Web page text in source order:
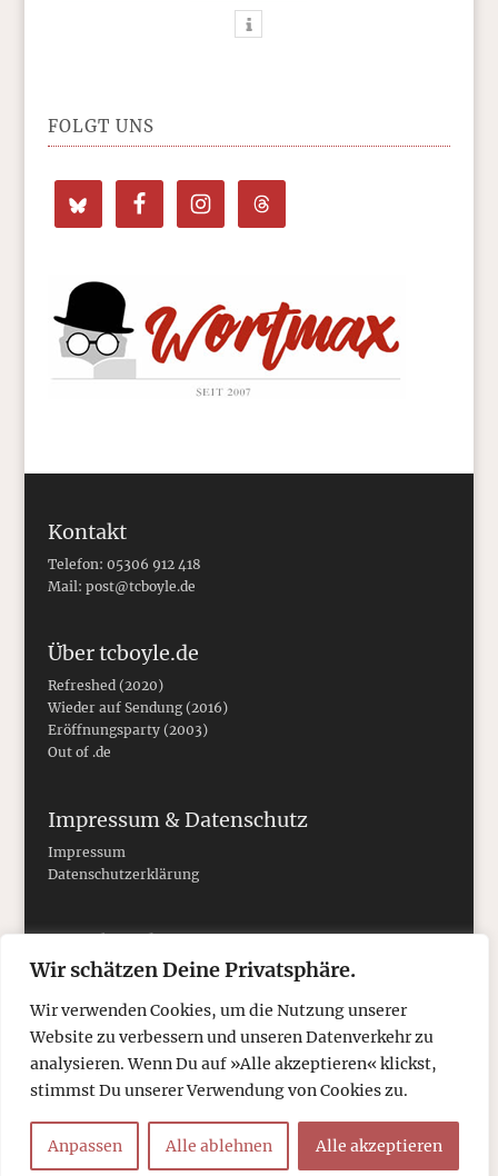
Wir schätzen Deine Privatsphäre.
Wir verwenden Cookies, um die Nutzung unserer
Website zu verbessern und unseren Datenverkehr zu
analysieren. Wenn Du auf »Alle akzeptieren« klickst,
stimmst Du unserer Verwendung von Cookies zu.
Anpassen Alle ablehnen Alle akzeptieren
FOLGT UNS
Kontakt
Telefon: 05306 912 418
Mail: post@tcboyle.de
Über tcboyle.de
Refreshed (2020)
Wieder auf Sendung (2016)
Eröffnungsparty (2003)
Out of .de
Impressum & Datenschutz
Impressum
Datenschutzerklärung
Social Media